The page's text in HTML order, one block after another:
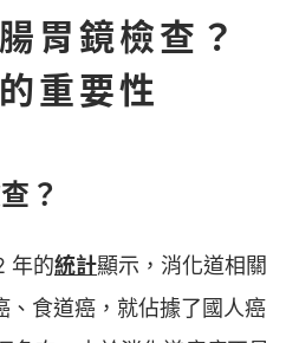
胃鏡檢查？
重要性
？
年的統計顯示，消化道相關
、食道癌，就佔據了國人癌